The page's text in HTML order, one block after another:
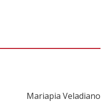
Mariapia Veladiano